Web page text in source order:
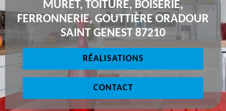
MURET, TOITURE, BOISERIE,
FERRONNERIE, GOUTTIÈRE ORADOUR
SAINT GENEST 87210
RÉALISATIONS
CONTACT